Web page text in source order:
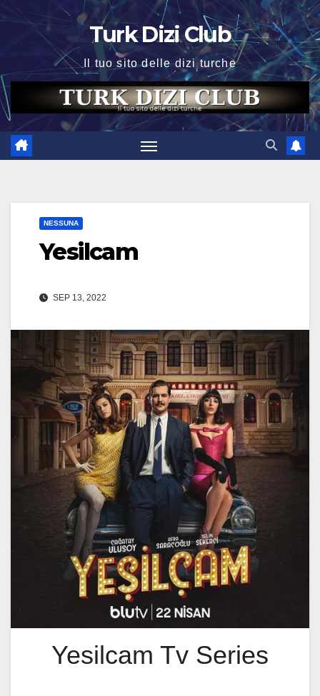
Turk Dizi Club
Il tuo sito delle dizi turche
NESSUNA
Yesilcam
SEP 13, 2022
Yesilcam Tv Series